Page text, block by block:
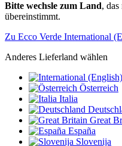
Bitte wechsle zum Land,
übereinstimmt.
Zu Ecco Verde International
Anderes Lieferland wählen
Österreich
Italia
Great
España
Slovenija